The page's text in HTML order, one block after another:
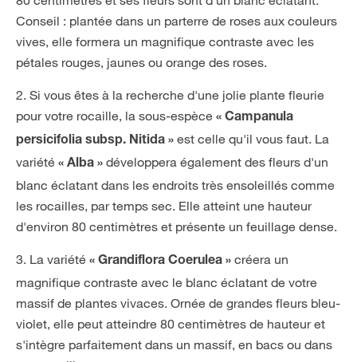
Conseil : plantée dans un parterre de roses aux couleurs
vives, elle formera un magnifique contraste avec les
pétales rouges, jaunes ou orange des roses.
2. Si vous êtes à la recherche d'une jolie plante fleurie
pour votre rocaille, la sous-espèce « Campanula
persicifolia subsp. Nitida » est celle qu'il vous faut. La
variété « Alba » développera également des fleurs d'un
blanc éclatant dans les endroits très ensoleillés comme
les rocailles, par temps sec. Elle atteint une hauteur
d'environ 80 centimètres et présente un feuillage dense.
3. La variété « Grandiflora Coerulea » créera un
magnifique contraste avec le blanc éclatant de votre
massif de plantes vivaces. Ornée de grandes fleurs bleu-
violet, elle peut atteindre 80 centimètres de hauteur et
s'intègre parfaitement dans un massif, en bacs ou dans